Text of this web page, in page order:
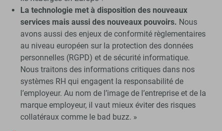
La technologie met à disposition des nouveaux
services mais aussi des nouveaux pouvoirs. Nous
avons aussi des enjeux de conformité règlementaires
au niveau européen sur la protection des données
personnelles (RGPD) et de sécurité informatique.
Nous traitons des informations critiques dans nos
systèmes RH qui engagent la responsabilité de
l’employeur. Au nom de l’image de l’entreprise et de la
marque employeur, il vaut mieux éviter des risques
collatéraux comme le bad buzz. »